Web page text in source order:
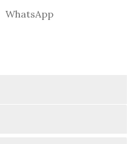
WhatsApp